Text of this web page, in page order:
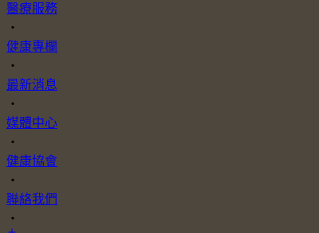
醫療服務
・
健康專欄
・
最新消息
・
媒體中心
・
健康協會
・
聯絡我們
・